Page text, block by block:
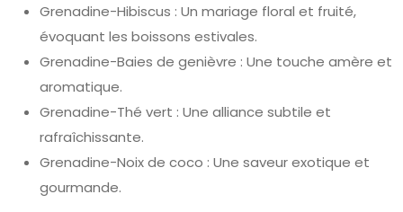
Grenadine-Hibiscus : Un mariage floral et fruité,
évoquant les boissons estivales.
Grenadine-Baies de genièvre : Une touche amère et
aromatique.
Grenadine-Thé vert : Une alliance subtile et
rafraîchissante.
Grenadine-Noix de coco : Une saveur exotique et
gourmande.